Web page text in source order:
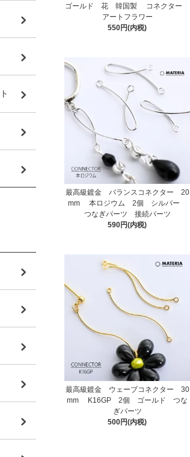
ゴールド 花 韓国製 コネクター
アートフラワー
550円(内税)
最高級鍍金 バランスコネクター 20
mm 本ロジウム 2個 シルバー
つなぎパーツ 接続パーツ
590円(内税)
最高級鍍金 ウェーブコネクター 30
mm K16GP 2個 ゴールド つな
ぎパーツ
500円(内税)